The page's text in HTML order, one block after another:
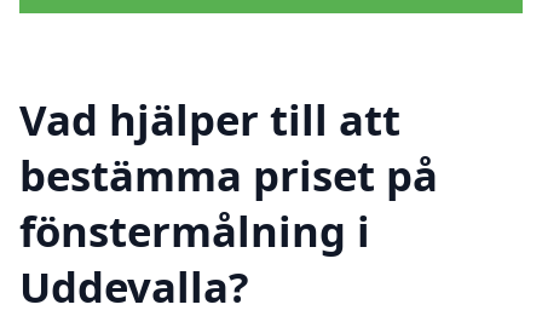
Vad hjälper till att
bestämma priset på
fönstermålning i
Uddevalla?